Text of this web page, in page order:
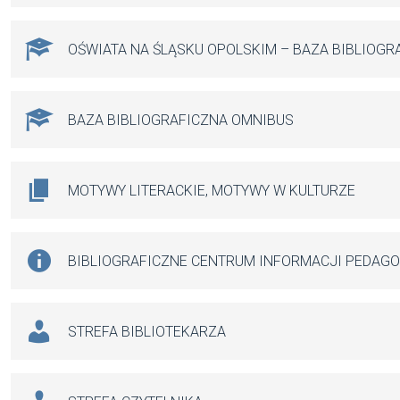
OŚWIATA NA ŚLĄSKU OPOLSKIM – BAZA
BAZA BIBLIOGRAFICZNA OMNIBUS
MOTYWY LITERACKIE, MOTYWY W KULTURZE
BIBLIOGRAFICZNE CENTRUM INFORMACJI
STREFA BIBLIOTEKARZA